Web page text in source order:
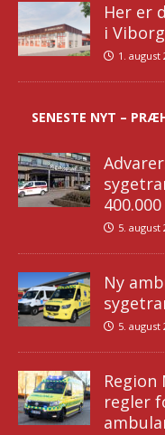
Her er
i Viborg
1. august
SENESTE NYT –
5. august
Ny
5. august
regler